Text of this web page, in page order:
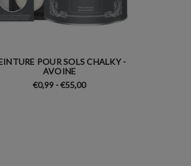
POUR SOLS CHALKY -
AVOINE
€0,99 - €55,00